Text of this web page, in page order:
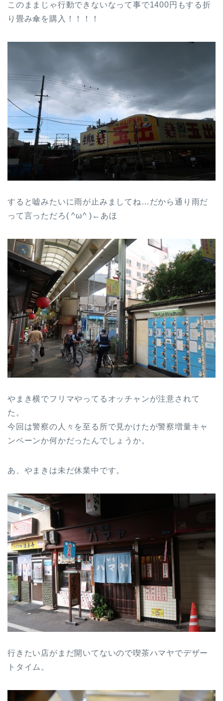
このままじゃ行動できないなって事で1400円もする折
り畳み傘を購入！！！！
すると嘘みたいに雨が止みましてね…だから通り雨だ
って言っただろ( ^ω^ )←あほ
やまき横でフリマやってるオッチャンが注意されて
た。
今回は警察の人々を至る所で見かけたが警察増量キャ
ンペーンか何かだったんでしょうか。
あ、やまきは未だ休業中です。
行きたい店がまだ開いてないので喫茶ハマヤでデザー
トタイム。